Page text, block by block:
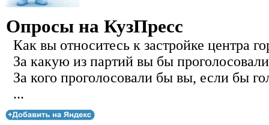
Опросы на КузПресс
Как вы относитесь к застройке центра
За какую из партий вы бы
За кого проголосовали бы вы, если бы
...